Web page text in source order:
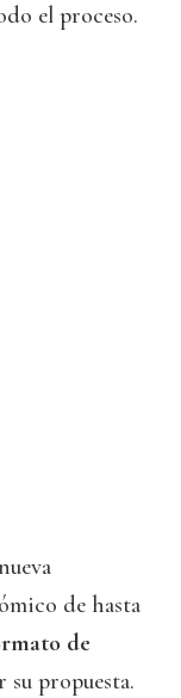
el proceso.
de hasta
de
su propuesta.